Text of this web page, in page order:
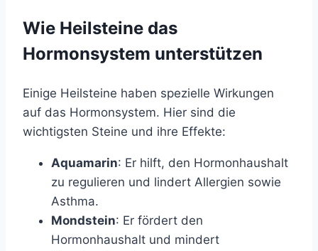
Wie Heilsteine das
Hormonsystem unterstützen
Einige Heilsteine haben spezielle Wirkungen
auf das Hormonsystem. Hier sind die
wichtigsten Steine und ihre Effekte:
Aquamarin: Er hilft, den Hormonhaushalt
zu regulieren und lindert Allergien sowie
Asthma.
Mondstein: Er fördert den
Hormonhaushalt und mindert